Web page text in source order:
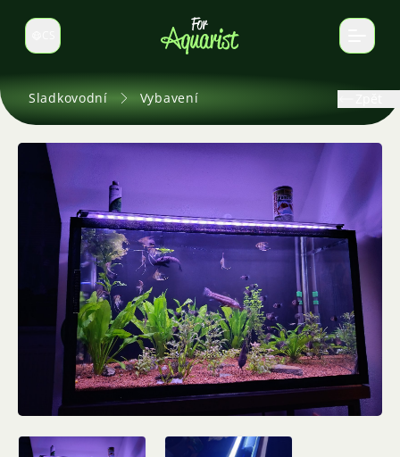
Select language
Sladkovodní Vybavení